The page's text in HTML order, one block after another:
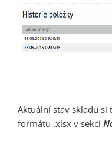
Aktuální stav skladu si
formátu .xlsx v sekci